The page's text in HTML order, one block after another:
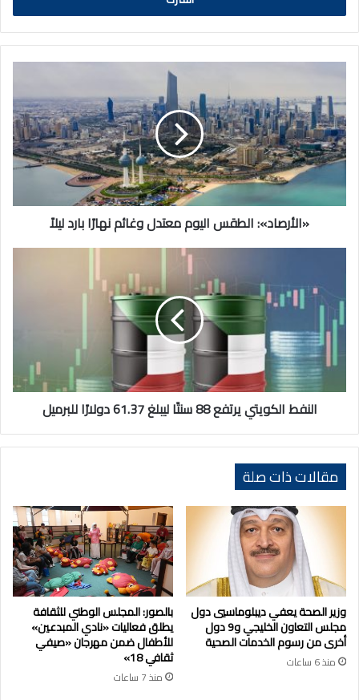
اليوم
معتدل
وغائم
نهارًا
بارد
ليلاً
«الأرصاد»: الطقس اليوم معتدل وغائم نهارًا بارد ليلاً
88
سنتًا
ليبلغ
دولارًا
للبرميل
النفط الكويتي يرتفع 88 سنتًا ليبلغ 61.37 دولارًا للبرميل
مقالات ذات صلة
وزير الصحة يعفي ديبلوماسيي دول
مجلس التعاون الخليجي و9 دول
أخرى من رسوم الخدمات الصحية
منذ 6 ساعات
بالصور: المجلس الوطني للثقافة
يطلق فعاليات «نادي المبدعين»
للأطفال ضمن مهرجان «صيفي
ثقافي 18»
منذ 7 ساعات